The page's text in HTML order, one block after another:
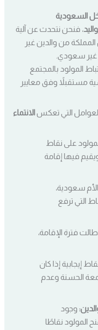
، فنحن نتحدث عن آلية
المملكة من والدين غير
غير سعودي.
المولود بالمجتمع
مستقبلاً وفق معايير
التي تعكسالانتماء
على نقاط
فيها إقامة
الأم سعودية،
التي ترفع
فترة الإقامة،
إيجابية إذا كان
الحسنة وعدم
وجود
المولود نقاطًا